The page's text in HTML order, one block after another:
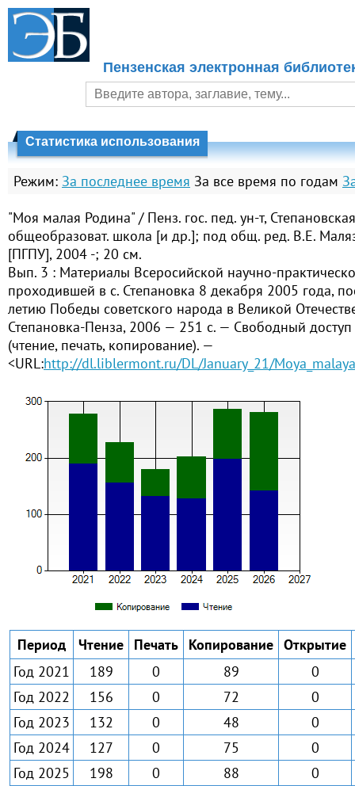
Пензенская электронная
Статистика использования
Режим: За последнее время За все время по годам
"Моя малая Родина" / Пенз. гос. пед. ун-т,
общеобразоват. школа [и др.]; под общ. ред. В.Е.
[ПГПУ], 2004 -; 20 см.
Вып. 3 : Материалы Всеросийской научно-
проходившей в с. Степановка 8 декабря 2005 года,
летию Победы советского народа в Великой
Степановка-Пенза, 2006 — 251 с. — Свободный доступ
(чтение, печать, копирование). —
<URL:http://dl.liblermont.ru/DL/January_21/
Период Чтение Печать Копирование Открытие
Год 2021
189 0 89
0
Год 2022
156 0 72
0
Год 2023
132 0 48
0
Год 2024
127 0 75
0
Год 2025
198 0 88
0